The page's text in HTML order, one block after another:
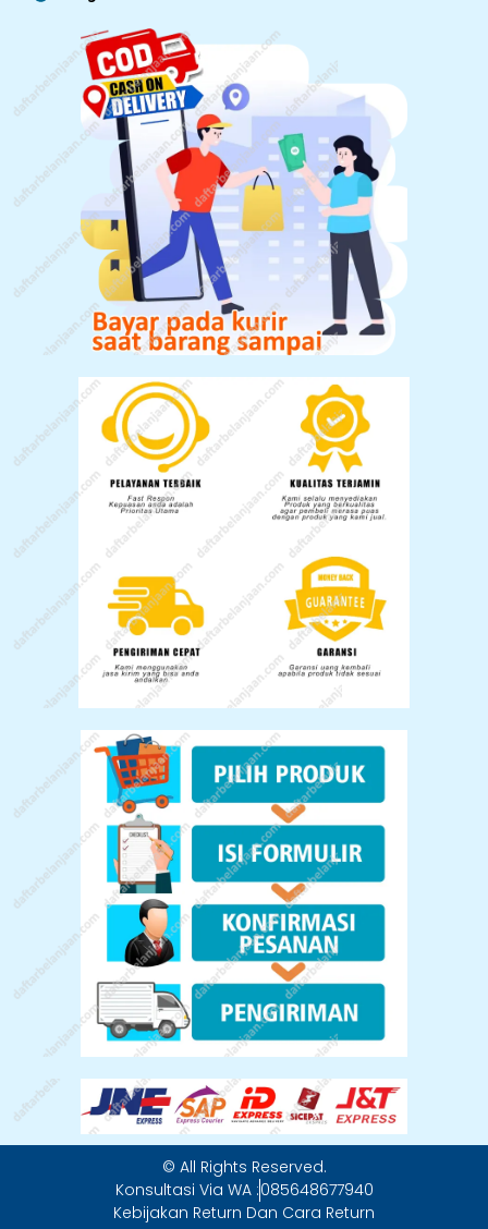
© All Rights Reserved.
Konsultasi Via WA :085648677940
Kebijakan Return Dan Cara Return